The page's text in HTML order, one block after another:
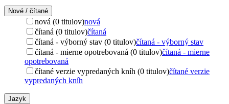
Nové / čítané
nová (0 titulov)nová
čítaná (0 titulov)čítaná
čítaná - výborný stav (0 titulov)čítaná - výborný stav
čítaná - mierne opotrebovaná (0 titulov)čítaná - mierne
opotrebovaná
čítané verzie vypredaných kníh (0 titulov)čítané verzie
vypredaných kníh
Jazyk